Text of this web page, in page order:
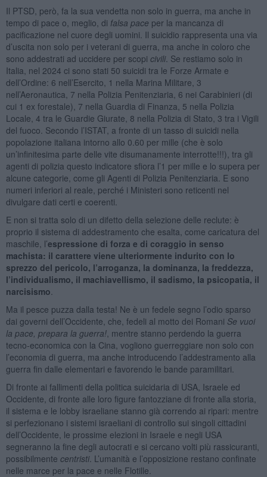
Il PTSD, però, fa la sua vendetta non solo in guerra, ma anche in
tempo di pace o, meglio, di falsa pace per la mancanza di
pacificazione nel cuore degli uomini. Il suicidio rappresenta una via
d’uscita non solo per i veterani di guerra, ma anche in coloro che
sono addestrati ad uccidere per scopi civili. Se restiamo solo in
Italia, nel 2024 ci sono stati 50 suicidi tra le Forze Armate e
dell’Ordine: 6 nell’Esercito, 1 nella Marina Militare, 3
nell’Aeronautica, 7 nella Polizia Penitenziaria, 6 nei Carabinieri (di
cui 1 ex forestale), 7 nella Guardia di Finanza, 5 nella Polizia
Locale, 4 tra le Guardie Giurate, 8 nella Polizia di Stato, 3 tra i Vigili
del fuoco. Secondo l’ISTAT, a fronte di un tasso di suicidi nella
popolazione italiana intorno allo 0.60 per mille (che è solo
un’infinitesima parte delle vite disumanamente interrotte!!!), tra gli
agenti di polizia questo indicatore sfiora l’1 per mille e lo supera per
alcune categorie, come gli Agenti di Polizia Penitenziaria. E sono
numeri inferiori al reale, perché i Ministeri sono reticenti nel
divulgare dati certi e coerenti.
E non si tratta solo di un difetto della selezione delle reclute: è
proprio il sistema di addestramento che esalta, come caricatura del
maschile, l’espressione di forza e di coraggio in senso
machista: il carattere viene ulteriormente indurito con lo
sprezzo del pericolo, l’arroganza, la dominanza, la freddezza,
l’individualismo, il machiavellismo, il sadismo, la psicopatia, il
narcisismo
Ma il pesce puzza dalla testa! Ne è un fedele segno l’odio sparso
dai governi dell’Occidente, che, fedeli al motto dei Romani Se vuoi
la pace, prepara la guerra!, mentre stanno perdendo la guerra
tecno-economica con la Cina, vogliono guerreggiare non solo con
l’economia di guerra, ma anche introducendo l’addestramento alla
guerra fin dalle elementari e favorendo le bande paramilitari.
Di fronte ai fallimenti della politica suicidaria di USA, Israele ed
Occidente, di fronte alle loro figure fantozziane di fronte alla storia,
il sistema e le lobby israeliane stanno già correndo ai ripari: mentre
si perfezionano i sistemi israeliani di controllo sui singoli cittadini
dell’Occidente, le prossime elezioni in Israele e negli USA
segneranno la fine degli autocrati e si cercano volti più rassicuranti,
possibilmente centristi. L’umanità e l’opposizione restano confinate
nelle marce per la pace e nelle Flotille.